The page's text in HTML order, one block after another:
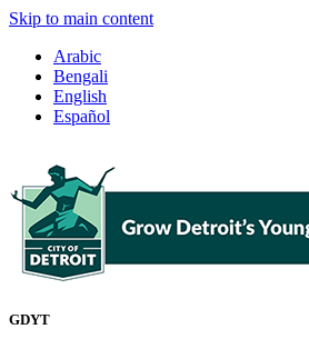
Skip to main content
Arabic
Bengali
English
Español
GDYT